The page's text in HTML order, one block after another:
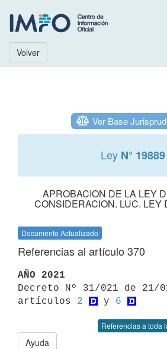
Volver
Ver Base
Ley N° 19889
APROBACION DE LA LEY
CONSIDERACION. LUC. LEY
Documento Actualizado
Referencias al artículo 370
AÑO 2021
Decreto Nº 31/021 de 21/
artículos 2 y 6
Referencias a toda
Ayuda